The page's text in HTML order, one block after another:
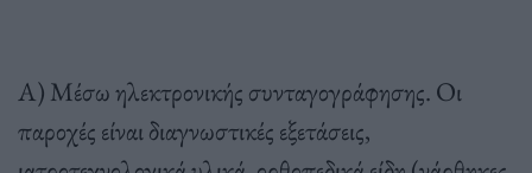
Α) Μέσω ηλεκτρονικής συνταγογράφησης. Οι
παροχές είναι διαγνωστικές εξετάσεις,